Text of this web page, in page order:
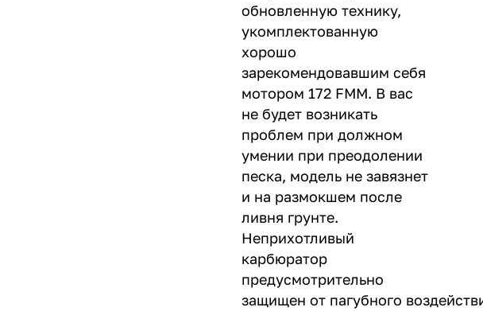
обновленную технику,
укомплектованную
хорошо
зарекомендовавшим себя
мотором 172 FMM. В вас
не будет возникать
проблем при должном
умении при преодолении
песка, модель не завязнет
и на размокшем после
ливня грунте.
Неприхотливый
карбюратор
предусмотрительно
защищен от пагубного